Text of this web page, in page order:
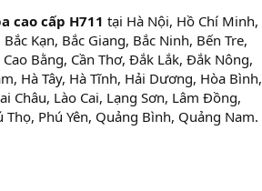
cao cấp H711 tại Hà Nội, Hồ Chí Minh,
Kạn, Bắc Giang, Bắc Ninh, Bến Tre,
Bằng, Cần Thơ, Đắk Lắk, Đắk Nông,
Hà Tây, Hà Tĩnh, Hải Dương, Hòa Bình,
Châu, Lào Cai, Lạng Sơn, Lâm Đồng,
Phú Yên, Quảng Bình, Quảng Nam.